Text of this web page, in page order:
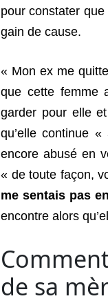
pour constater
gain de cause.
« Mon ex me
que cette femme
garder pour elle
qu’elle continue
encore abusé en
« de toute façon,
me sentais pas
encontre alors
de sa